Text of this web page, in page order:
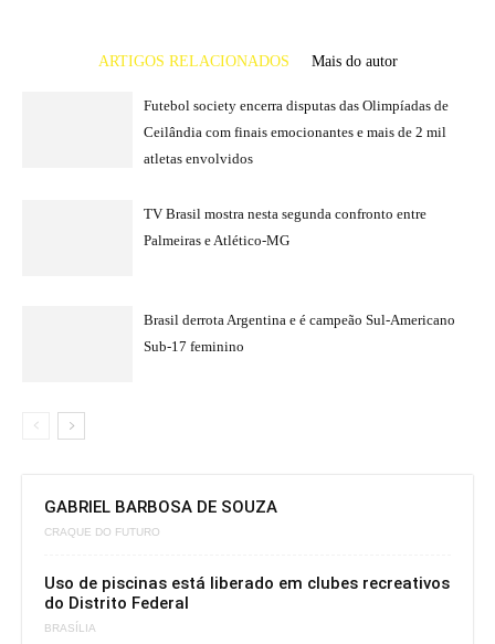
ARTIGOS RELACIONADOS Mais do autor
Futebol society encerra disputas das Olimpíadas de
Ceilândia com finais emocionantes e mais de 2 mil
atletas envolvidos
TV Brasil mostra nesta segunda confronto entre
Palmeiras e Atlético-MG
Brasil derrota Argentina e é campeão Sul-Americano
Sub-17 feminino
GABRIEL BARBOSA DE SOUZA
CRAQUE DO FUTURO
Uso de piscinas está liberado em clubes recreativos
do Distrito Federal
BRASÍLIA